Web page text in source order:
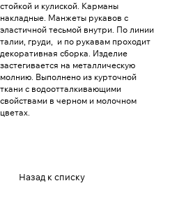
стойкой и кулиской. Карманы
накладные. Манжеты рукавов с
эластичной тесьмой внутри. По линии
талии, груди, и по рукавам проходит
декоративная сборка. Изделие
застегивается на металлическую
молнию. Выполнено из курточной
ткани с водоотталкивающими
свойствами в черном и молочном
цветах.
Назад к списку